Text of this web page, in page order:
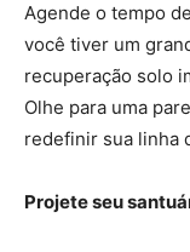
Agende o tempo
você tiver um
recuperação solo
Olhe para uma
redefinir sua linha
Projete seu